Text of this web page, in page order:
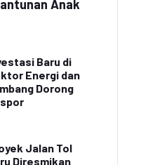
Anak
Baru di
Energi dan
Dorong
Jalan Tol
Diresmikan